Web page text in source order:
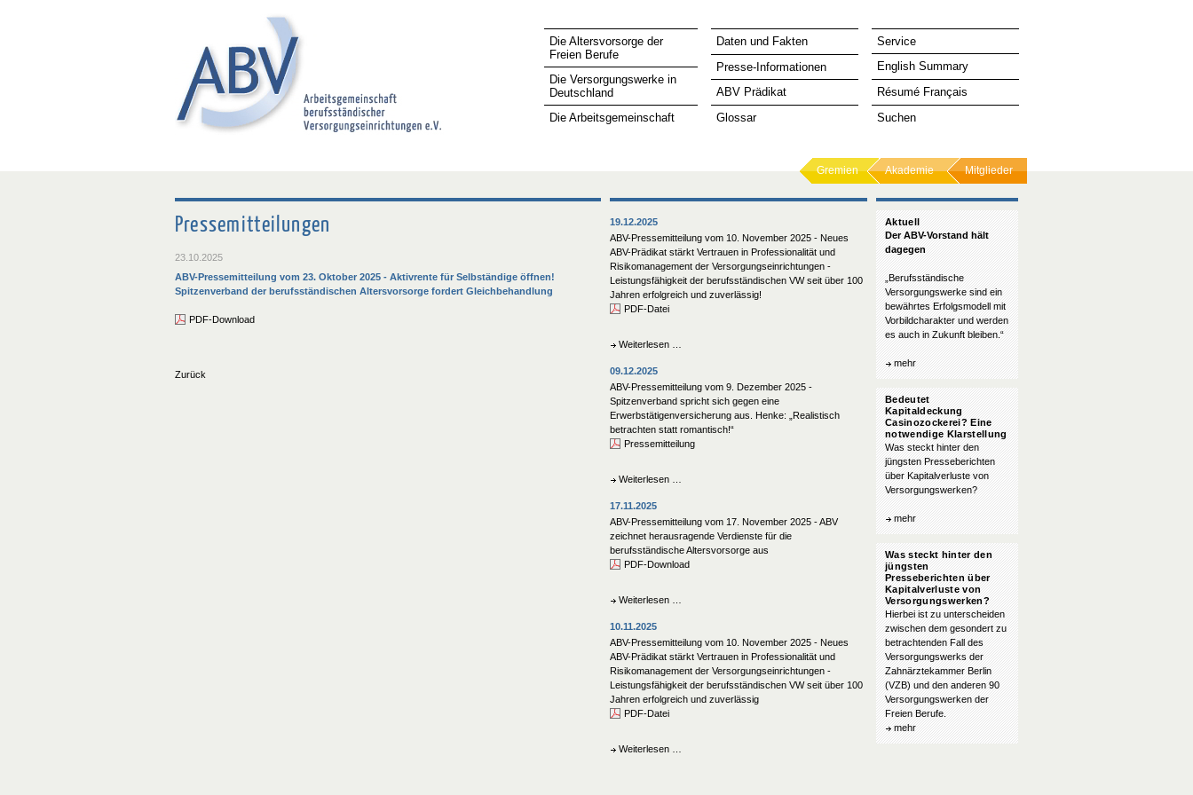
Die Altersvorsorge der
Freien Berufe
Die Versorgungswerke in
Deutschland
Die Arbeitsgemeinschaft
Daten und Fakten
Presse-Informationen
ABV Prädikat
Glossar
Service
English Summary
Résumé Français
Suchen
Gremien Akademie Mitglieder
Pressemitteilungen
23.10.2025
ABV-Pressemitteilung vom 23. Oktober 2025 - Aktivrente für Selbständige öffnen!
Spitzenverband der berufsständischen Altersvorsorge fordert Gleichbehandlung
PDF-Download
Zurück
19.12.2025
ABV-Pressemitteilung vom 10. November 2025 - Neues
ABV-Prädikat stärkt Vertrauen in Professionalität und
Risikomanagement der Versorgungseinrichtungen -
Leistungsfähigkeit der berufsständischen VW seit über 100
Jahren erfolgreich und zuverlässig!
PDF-Datei
Weiterlesen …
10.
November
2025
-
Neues
Professionalität
und
Risikomanagement
der
berufsständischen
VW
seit
über
100
09.12.2025
ABV-Pressemitteilung vom 9. Dezember 2025 -
Spitzenverband spricht sich gegen eine
Erwerbstätigenversicherung aus. Henke: „Realistisch
betrachten statt romantisch!“
Pressemitteilung
Weiterlesen …
9.
Dezember
2025
-
Erwerbstätigenversicherung
aus.
Henke:
„Realistisch
betrachten
17.11.2025
ABV-Pressemitteilung vom 17. November 2025 - ABV
zeichnet herausragende Verdienste für die
berufsständische Altersvorsorge aus
PDF-Download
Weiterlesen …
17.
November
2025
-
ABV
10.11.2025
ABV-Pressemitteilung vom 10. November 2025 - Neues
ABV-Prädikat stärkt Vertrauen in Professionalität und
Risikomanagement der Versorgungseinrichtungen -
Leistungsfähigkeit der berufsständischen VW seit über 100
Jahren erfolgreich und zuverlässig
PDF-Datei
Weiterlesen …
Aktuell
Der ABV-Vorstand hält
dagegen
„Berufsständische
Versorgungswerke sind ein
bewährtes Erfolgsmodell mit
Vorbildcharakter und werden
es auch in Zukunft bleiben.“
mehr
Bedeutet
Kapitaldeckung
Casinozockerei? Eine
notwendige Klarstellung
Was steckt hinter den
jüngsten Presseberichten
über Kapitalverluste von
Versorgungswerken?
mehr
Was steckt hinter den
jüngsten
Presseberichten über
Kapitalverluste von
Versorgungswerken?
Hierbei ist zu unterscheiden
zwischen dem gesondert zu
betrachtenden Fall des
Versorgungswerks der
Zahnärztekammer Berlin
(VZB) und den anderen 90
Versorgungswerken der
Freien Berufe.
mehr